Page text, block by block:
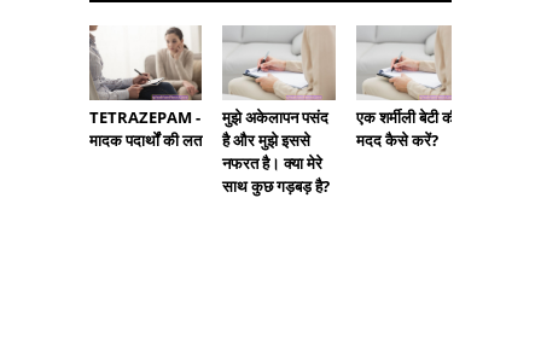
TETRAZEPAM -
मादक पदार्थों की लत
मुझे अकेलापन पसंद
है और मुझे इससे
नफरत है। क्या मेरे
साथ कुछ गड़बड़ है?
एक शर्मीली बेटी की
मदद कैसे करें?